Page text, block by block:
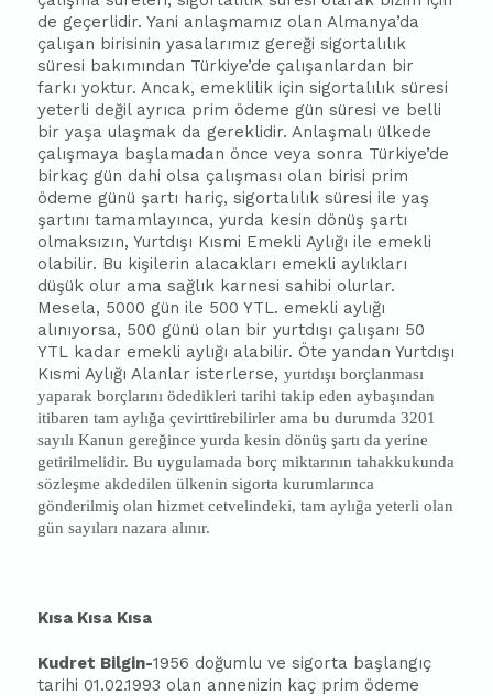
de geçerlidir. Yani anlaşmamız olan Almanya’da
çalışan birisinin yasalarımız gereği sigortalılık
süresi bakımından Türkiye’de çalışanlardan bir
farkı yoktur. Ancak, emeklilik için sigortalılık süresi
yeterli değil ayrıca prim ödeme gün süresi ve belli
bir yaşa ulaşmak da gereklidir. Anlaşmalı ülkede
çalışmaya başlamadan önce veya sonra Türkiye’de
birkaç gün dahi olsa çalışması olan birisi prim
ödeme günü şartı hariç, sigortalılık süresi ile yaş
şartını tamamlayınca, yurda kesin dönüş şartı
olmaksızın, Yurtdışı Kısmi Emekli Aylığı ile emekli
olabilir. Bu kişilerin alacakları emekli aylıkları
düşük olur ama sağlık karnesi sahibi olurlar.
Mesela, 5000 gün ile 500 YTL. emekli aylığı
alınıyorsa, 500 günü olan bir yurtdışı çalışanı 50
YTL kadar emekli aylığı alabilir. Öte yandan Yurtdışı
Kısmi Aylığı Alanlar isterlerse,yurtdışı borçlanması
yaparak borçlarını ödedikleri tarihi takip eden aybaşından
itibaren tam aylığa çevirttirebilirler ama bu durumda 3201
sayılı Kanun gereğince yurda kesin dönüş şartı da yerine
getirilmelidir. Bu uygulamada borç miktarının tahakkukunda
sözleşme akdedilen ülkenin sigorta kurumlarınca
gönderilmiş olan hizmet cetvelindeki, tam aylığa yeterli olan
gün sayıları nazara alınır.
Kısa Kısa Kısa
Kudret Bilgin-1956 doğumlu ve sigorta başlangıç
tarihi 01.02.1993 olan annenizin kaç prim ödeme